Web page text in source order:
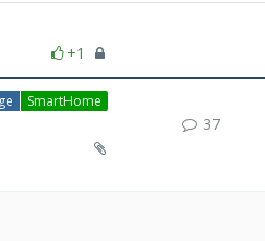
+1
SmartHome
37